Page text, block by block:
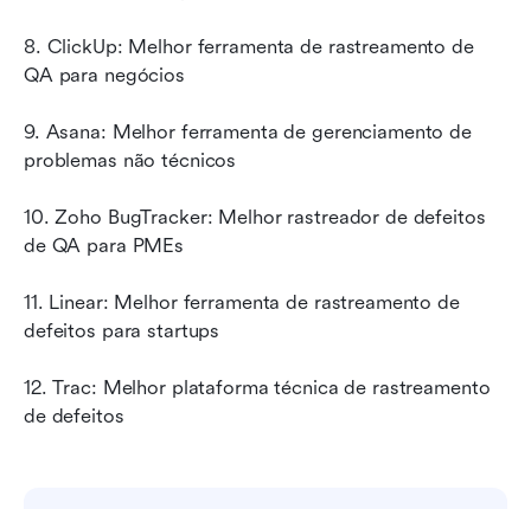
8. ClickUp: Melhor ferramenta de rastreamento de
QA para negócios
9. Asana: Melhor ferramenta de gerenciamento de
problemas não técnicos
10. Zoho BugTracker: Melhor rastreador de defeitos
de QA para PMEs
11. Linear: Melhor ferramenta de rastreamento de
defeitos para startups
12. Trac: Melhor plataforma técnica de rastreamento
de defeitos